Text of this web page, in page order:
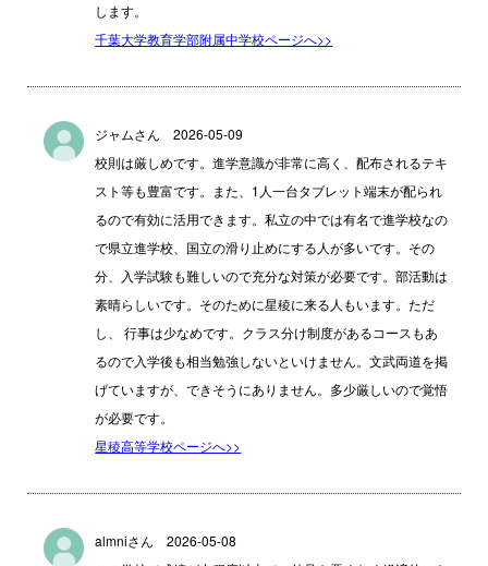
します。
千葉大学教育学部附属中学校ページへ>>
ジャムさん 2026-05-09
校則は厳しめです。進学意識が非常に高く、配布されるテキ
スト等も豊富です。また、1人一台タブレット端末が配られ
るので有効に活用できます。私立の中では有名で進学校なの
で県立進学校、国立の滑り止めにする人が多いです。その
分、入学試験も難しいので充分な対策が必要です。部活動は
素晴らしいです。そのために星稜に来る人もいます。ただ
し、 行事は少なめです。クラス分け制度があるコースもあ
るので入学後も相当勉強しないといけません。文武両道を掲
げていますが、できそうにありません。多少厳しいので覚悟
が必要です。
星稜高等学校ページへ>>
almniさん 2026-05-08